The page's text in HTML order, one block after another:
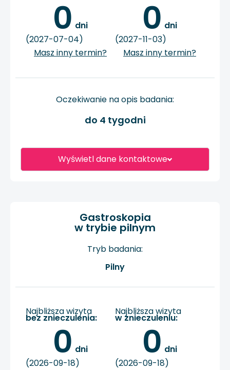
Wyświetl dane kontaktowe
0 dni
(2027-07-04)
Masz inny termin?
0 dni
(2027-11-03)
Masz inny termin?
Oczekiwanie na opis badania:
do 4 tygodni
Gastroskopia
w trybie pilnym
Tryb badania:
Pilny
Najbliższa wizyta
bez znieczulenia:
0 dni
(2026-09-18)
Najbliższa wizyta
w znieczuleniu:
0 dni
(2026-09-18)